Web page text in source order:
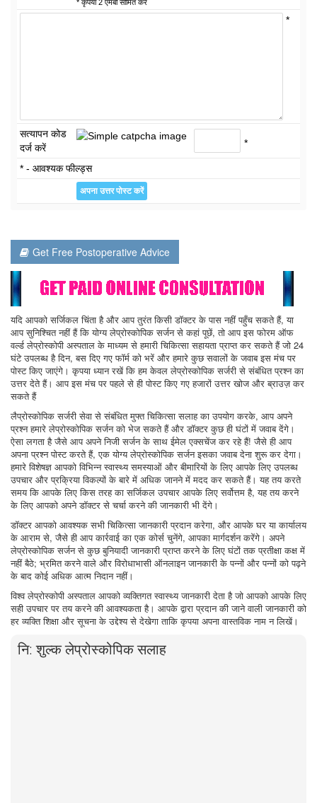
* कृपया 2 एमबी सीमित करें
*
सत्यापन कोड
दर्ज करें
*
* - आवश्यक फील्ड्स
Get Free Postoperative Advice
यदि आपको सर्जिकल चिंता है और आप तुरंत किसी डॉक्टर के पास नहीं पहुँच सकते हैं, या
आप सुनिश्चित नहीं हैं कि योग्य लेप्रोस्कोपिक सर्जन से कहां पूछें, तो आप इस फोरम ऑफ
वर्ल्ड लेप्रोस्कोपी अस्पताल के माध्यम से हमारी चिकित्सा सहायता प्राप्त कर सकते हैं जो 24
घंटे उपलब्ध है दिन, बस दिए गए फॉर्म को भरें और हमारे कुछ सवालों के जवाब इस मंच पर
पोस्ट किए जाएंगे। कृपया ध्यान रखें कि हम केवल लेप्रोस्कोपिक सर्जरी से संबंधित प्रश्न का
उत्तर देते हैं। आप इस मंच पर पहले से ही पोस्ट किए गए हजारों उत्तर खोज और ब्राउज़ कर
सकते हैं
लैप्रोस्कोपिक सर्जरी सेवा से संबंधित मुफ्त चिकित्सा सलाह का उपयोग करके, आप अपने
प्रश्न हमारे लेप्रोस्कोपिक सर्जन को भेज सकते हैं और डॉक्टर कुछ ही घंटों में जवाब देंगे।
ऐसा लगता है जैसे आप अपने निजी सर्जन के साथ ईमेल एक्सचेंज कर रहे हैं! जैसे ही आप
अपना प्रश्न पोस्ट करते हैं, एक योग्य लेप्रोस्कोपिक सर्जन इसका जवाब देना शुरू कर देगा।
हमारे विशेषज्ञ आपको विभिन्न स्वास्थ्य समस्याओं और बीमारियों के लिए आपके लिए उपलब्ध
उपचार और प्रक्रिया विकल्पों के बारे में अधिक जानने में मदद कर सकते हैं। यह तय करते
समय कि आपके लिए किस तरह का सर्जिकल उपचार आपके लिए सर्वोत्तम है, यह तय करने
के लिए आपको अपने डॉक्टर से चर्चा करने की जानकारी भी देंगे।
डॉक्टर आपको आवश्यक सभी चिकित्सा जानकारी प्रदान करेगा, और आपके घर या कार्यालय
के आराम से, जैसे ही आप कार्रवाई का एक कोर्स चुनेंगे, आपका मार्गदर्शन करेंगे। अपने
लेप्रोस्कोपिक सर्जन से कुछ बुनियादी जानकारी प्राप्त करने के लिए घंटों तक प्रतीक्षा कक्ष में
नहीं बैठे; भ्रमित करने वाले और विरोधाभासी ऑनलाइन जानकारी के पन्नों और पन्नों को पढ़ने
के बाद कोई अधिक आत्म निदान नहीं।
विश्व लेप्रोस्कोपी अस्पताल आपको व्यक्तिगत स्वास्थ्य जानकारी देता है जो आपको आपके लिए
सही उपचार पर तय करने की आवश्यकता है। आपके द्वारा प्रदान की जाने वाली जानकारी को
हर व्यक्ति शिक्षा और सूचना के उद्देश्य से देखेगा ताकि कृपया अपना वास्तविक नाम न लिखें।
नि: शुल्क लेप्रोस्कोपिक सलाह